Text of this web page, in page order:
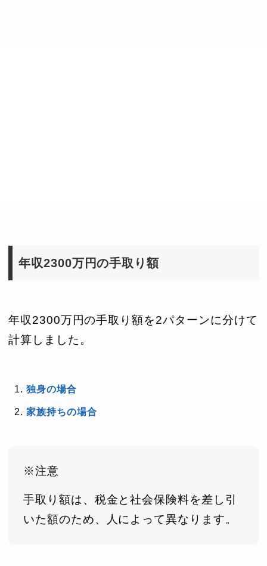
年収2300万円の手取り額
年収2300万円の手取り額を2パターンに分けて
計算しました。
独身の場合
家族持ちの場合
※注意
手取り額は、税金と社会保険料を差し引
いた額のため、人によって異なります。